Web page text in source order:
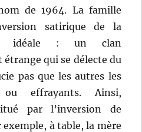
de 1964. La famille
satirique de la
idéale : un clan
qui se délecte du
pas que les autres les
effrayants. Ainsi,
par l’inversion de
à table, la mère